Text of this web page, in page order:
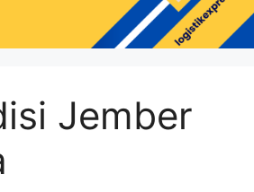
Jember